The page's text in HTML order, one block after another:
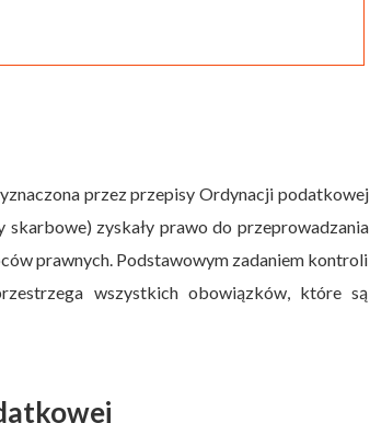
przez przepisy Ordynacji podatkowej
zyskały prawo do przeprowadzania
prawnych. Podstawowym zadaniem kontroli
wszystkich obowiązków, które są